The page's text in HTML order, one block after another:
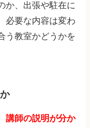
か、出張や駐在に
必要な内容は変わ
う教室かどうかを
講師の説明が分か